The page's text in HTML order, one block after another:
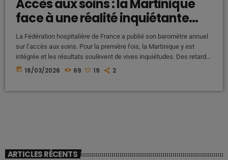
Accès aux soins : la Martinique
face à une réalité inquiétante…
La Fédération hospitalière de France a publié son baromètre annuel
sur l’accès aux soins. Pour la première fois, la Martinique y est
intégrée et les résultats soulèvent de vives inquiétudes. Des retards
de soins plus fréquents qu’en Hexagone Selon cette étude, les
today 18/03/2026 69 19 2
ARTICLES RÉCENTS